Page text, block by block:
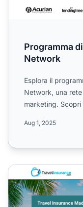
Programma
Network
Esplora il
Network, una
marketing.
Aug 1, 2025
Programma di